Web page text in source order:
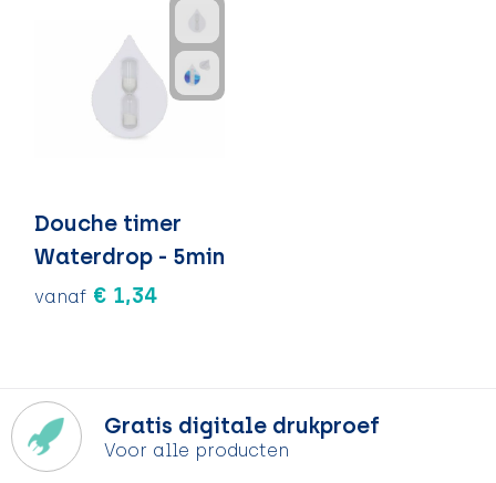
Douche timer
Waterdrop - 5min
vanaf € 1,34
Gratis digitale drukproef
Voor alle producten